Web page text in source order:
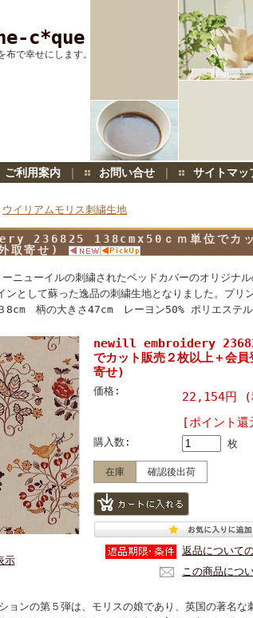
c*que
で幸せにします。
ご利用案内 ｜ お問い合せ ｜
サイトマッ
ウイリアムモリス刺繍生地
138cmx50ｃｍ単位でカッ
取寄せ)
ニューイルの刺繍されたベッドカバーのオリジナ
ンとして蘇った逸品の刺繍生地となりました。プリ
8cm 柄の大きさ47cm レーヨン50% ポリエステ
示
newill embroidery
でカット販売２枚以上＋会
寄せ)
価格:
22,154円 (
[ポイント
購入数: 枚
在庫 確認後出荷
返品について
この商品につ
ョンの第５弾は、モリスの娘であり、英国の著名